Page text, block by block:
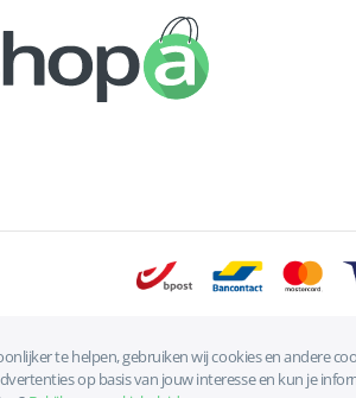
te helpen, gebruiken wij cookies en andere
op basis van jouw interesse en kun je
Algemene